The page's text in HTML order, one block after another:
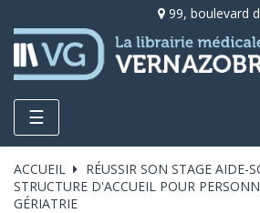
99, boulevard
Toggle
navigation
☰
ACCUEIL
RÉUSSIR SON STAGE AIDE-
STRUCTURE D'ACCUEIL POUR
GÉRIATRIE